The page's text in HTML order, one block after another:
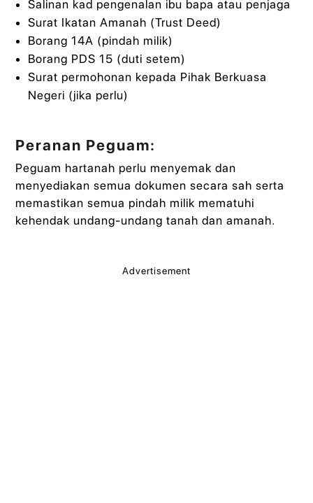
Salinan kad pengenalan ibu bapa atau penjaga
Surat Ikatan Amanah (Trust Deed)
Borang 14A (pindah milik)
Borang PDS 15 (duti setem)
Surat permohonan kepada Pihak Berkuasa
Negeri (jika perlu)
Peranan Peguam:
Peguam hartanah perlu menyemak dan
menyediakan semua dokumen secara sah serta
memastikan semua pindah milik mematuhi
kehendak undang-undang tanah dan amanah.
Advertisement